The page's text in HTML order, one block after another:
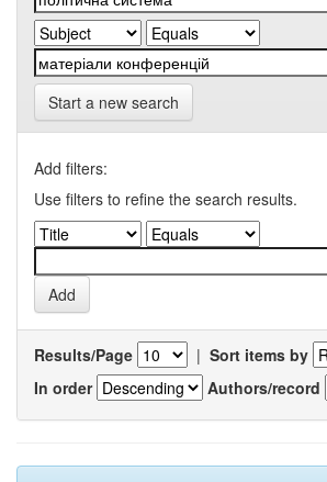
Start a new search
Add filters:
Use filters to refine the search results.
Results/Page | Sort items by
In order
Authors/record